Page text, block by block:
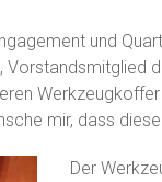
und
Vorstandsmitglied
mir, dass
Der